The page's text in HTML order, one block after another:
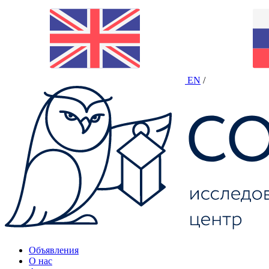
EN /
Объявления
О нас